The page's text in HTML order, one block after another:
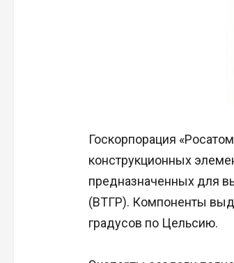
Госкорпорация
конструкционных
предназначенных для
(ВТГР). Компоненты
градусов по Цельсию.